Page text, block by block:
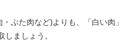
ぶた肉など)よりも、「白い肉」
しましょう。